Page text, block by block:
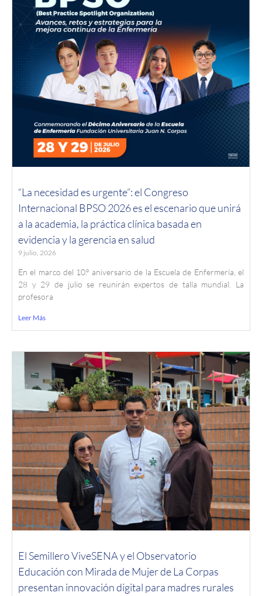
“La necesidad es urgente”: el Congreso
Internacional BPSO 2026 es el escenario que unirá
a la academia, la práctica clínica basada en
evidencia y la gerencia en salud
9 julio, 2026
En el marco del 10.º aniversario de la Escuela de Enfermería, el
28 y 29 de julio se reunirán expertos de talla mundial. La
profesora
Leer Más
El Semillero ViveSENA y el Observatorio
Educación con Mirada de Mujer de La Corpas
presentan innovación digital para madres rurales